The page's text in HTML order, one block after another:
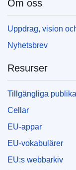
Om oss
Uppdrag, vision
Nyhetsbrev
Resurser
Tillgängliga
Cellar
EU-appar
EU-vokabulärer
EU:s webbarkiv